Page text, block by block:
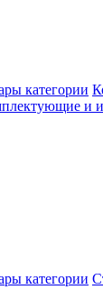
категории
и
категории